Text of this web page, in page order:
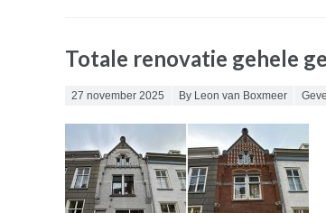
Totale renovatie gehele
Posted on
27 november 2025 By Leon van Boxmeer